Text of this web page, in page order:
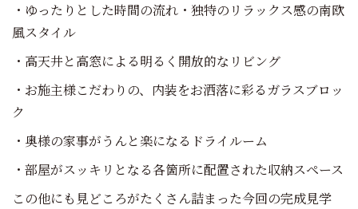
・ゆったりとした時間の流れ・独特のリラックス感の南欧
風スタイル
・高天井と高窓による明るく開放的なリビング
・お施主様こだわりの、内装をお洒落に彩るガラスブロッ
ク
・奥様の家事がうんと楽になるドライルーム
・部屋がスッキリとなる各箇所に配置された収納スペース
この他にも見どころがたくさん詰まった今回の完成見学